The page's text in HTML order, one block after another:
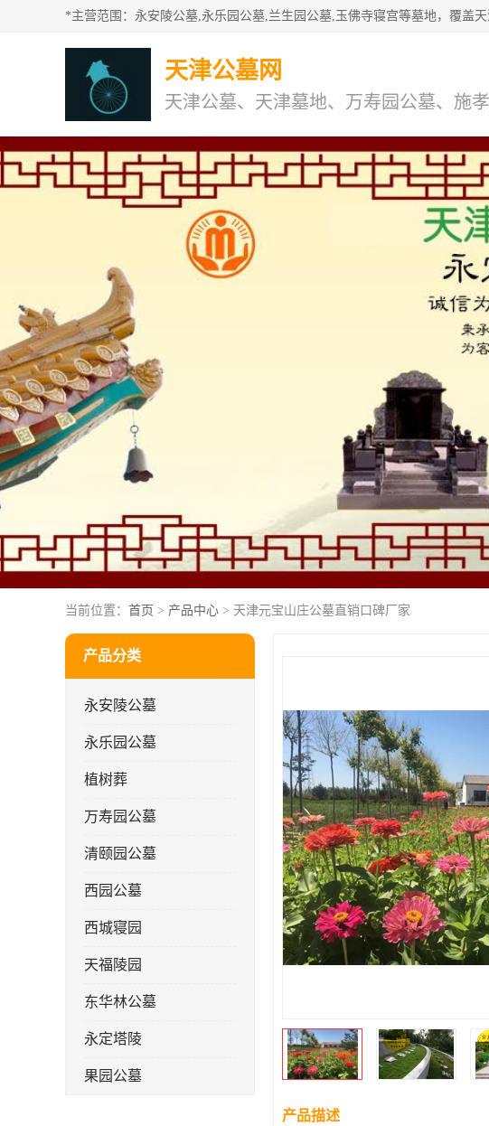
天津公墓网
当前位置： 首页 > 产品中心 > 天津元宝山庄公墓直销口碑厂家
产品分类
永安陵公墓
永乐园公墓
植树葬
万寿园公墓
清颐园公墓
西园公墓
西城寝园
天福陵园
东华林公墓
永定塔陵
果园公墓
产品描述